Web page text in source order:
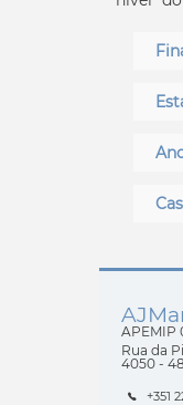
de
durante todo o ano. A localização
acessibilidade excecionais.
APEMIP
Rua da
4050 -
+351